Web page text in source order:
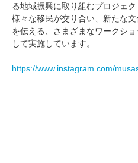
る地域振興に取り組むプロジェ
様々な移民が交り合い、新たな
を伝える、さまざまなワークシ
して実施しています。
https://www.instagram.com/